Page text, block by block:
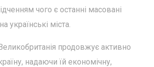
чого є останні масовані
українські міста.
продовжує активно
надаючи їй економічну,